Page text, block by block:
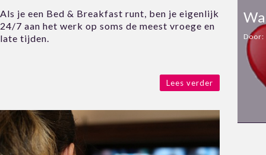
Als je een Bed & Breakfast runt, ben je eigenlijk
24/7 aan het werk op soms de meest vroege en
late tijden.
Lees verder
Door: